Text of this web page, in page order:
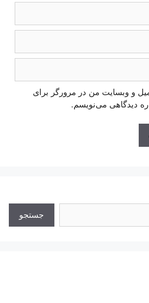
و وبسایت من در مرورگر برای
دیدگاهی می‌نویسم.
جستجو